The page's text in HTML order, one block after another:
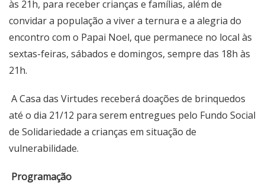
às 21h, para receber crianças e famílias, além de
convidar a população a viver a ternura e a alegria do
encontro com o Papai Noel, que permanece no local às
sextas-feiras, sábados e domingos, sempre das 18h às
21h.
A Casa das Virtudes receberá doações de brinquedos
até o dia 21/12 para serem entregues pelo Fundo Social
de Solidariedade a crianças em situação de
vulnerabilidade.
Programação